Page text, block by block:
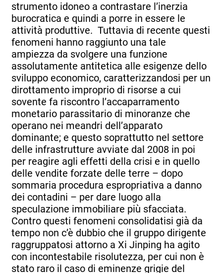
strumento idoneo a contrastare l’inerzia
burocratica e quindi a porre in essere le
attività produttive. Tuttavia di recente questi
fenomeni hanno raggiunto una tale
ampiezza da svolgere una funzione
assolutamente antitetica alle esigenze dello
sviluppo economico, caratterizzandosi per un
dirottamento improprio di risorse a cui
sovente fa riscontro l’accaparramento
monetario parassitario di minoranze che
operano nei meandri dell’apparato
dominante; e questo soprattutto nel settore
delle infrastrutture avviate dal 2008 in poi
per reagire agli effetti della crisi e in quello
delle vendite forzate delle terre – dopo
sommaria procedura espropriativa a danno
dei contadini – per dare luogo alla
speculazione immobiliare più sfacciata.
Contro questi fenomeni consolidatisi già da
tempo non c’è dubbio che il gruppo dirigente
raggruppatosi attorno a Xi Jinping ha agito
con incontestabile risolutezza, per cui non è
stato raro il caso di eminenze grigie del